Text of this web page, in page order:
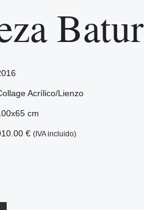
Acrílico/Lienzo
cm
€ (IVA incluido)